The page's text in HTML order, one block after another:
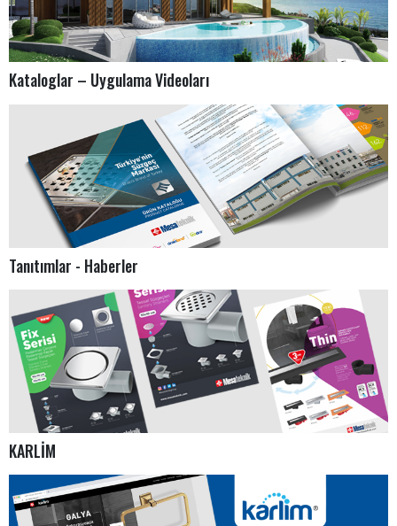
Kataloglar – Uygulama Videoları
Tanıtımlar - Haberler
KARLİM